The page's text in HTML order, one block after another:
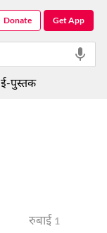
रुबाई 1
Get App
Donate
ई-पुस्तक